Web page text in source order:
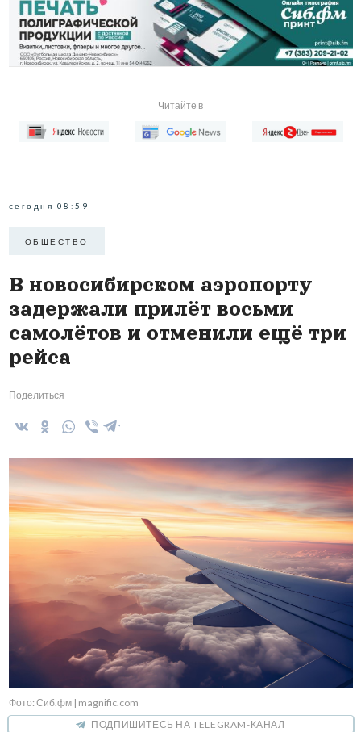
Читайте в
сегодня 08:59
ОБЩЕСТВО
В новосибирском аэропорту
задержали прилёт восьми
самолётов и отменили ещё три
рейса
Поделиться
Фото: Сиб.фм | magnific.com
ПОДПИШИТЕСЬ НА TELEGRAM-КАНАЛ